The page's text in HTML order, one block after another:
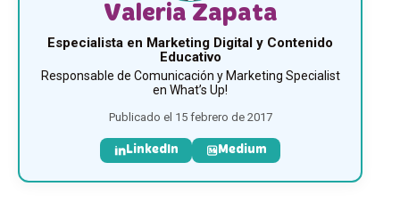
Valeria Zapata
Especialista en Marketing Digital y Contenido
Educativo
Responsable de Comunicación y Marketing Specialist
en What’s Up!
Publicado el 15 febrero de 2017
LinkedIn Medium